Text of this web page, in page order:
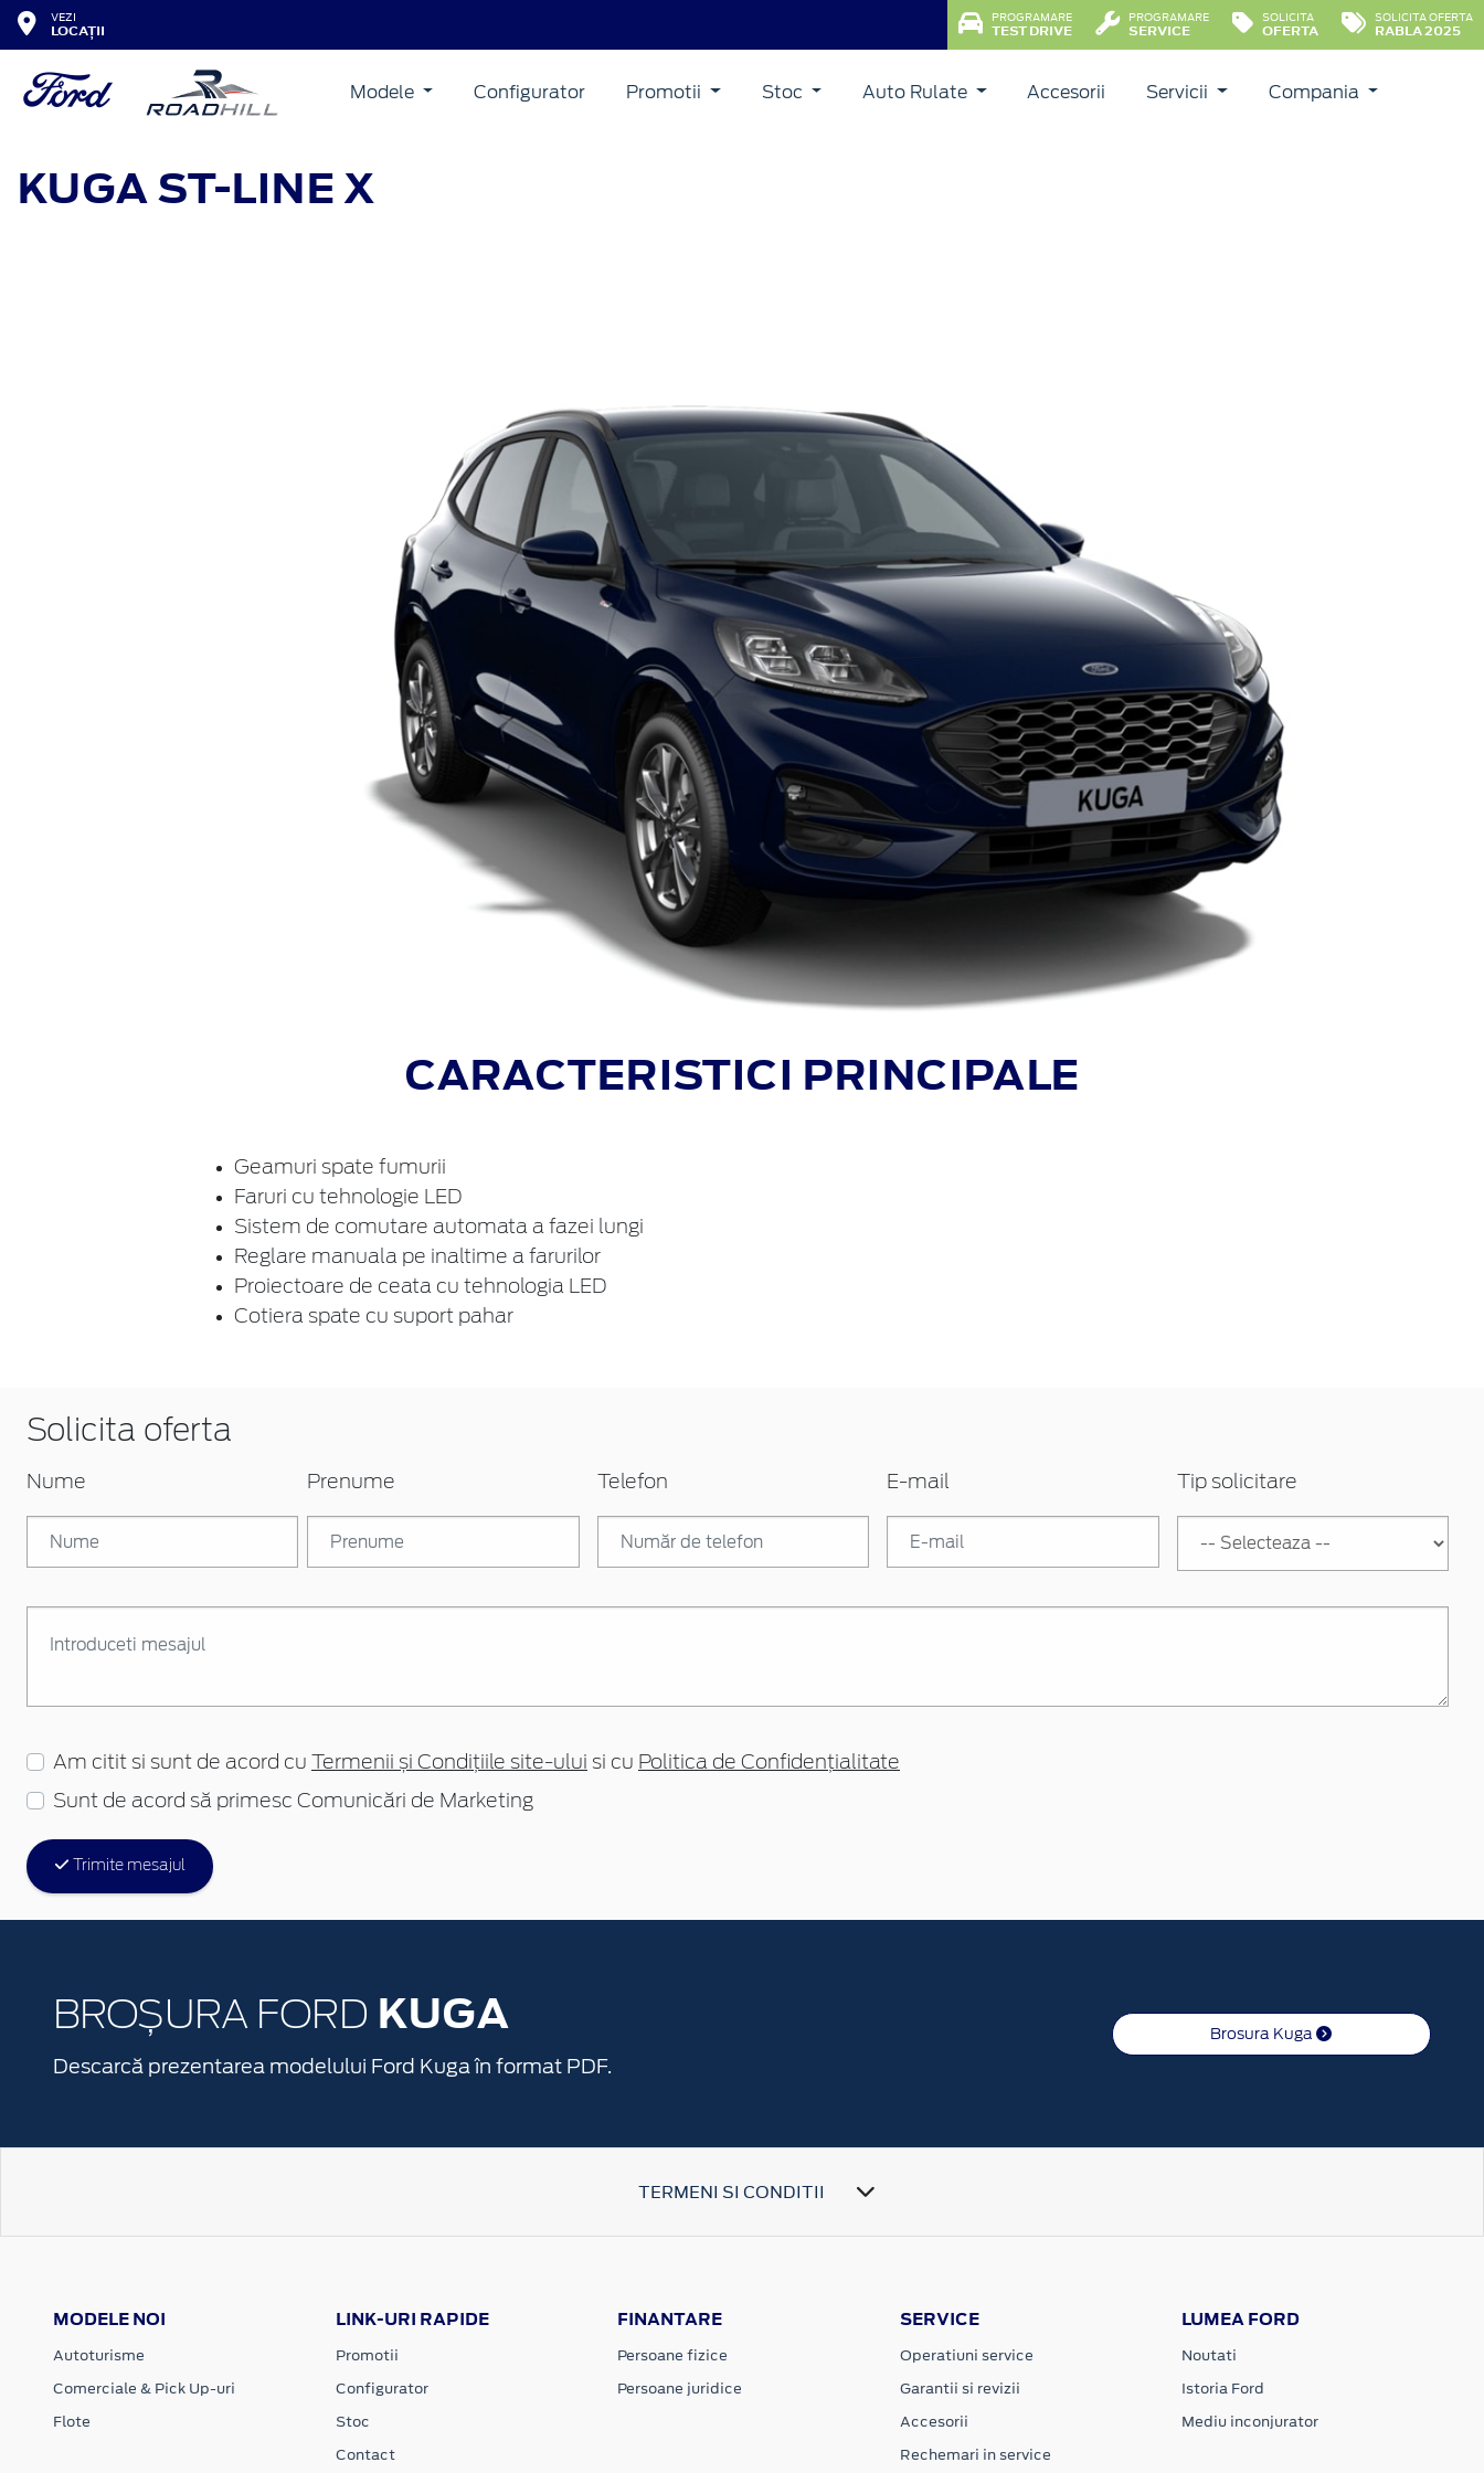
VEZI
LOCAȚII
PROGRAMARE
TEST DRIVE
PROGRAMARE
SERVICE
SOLICITA
OFERTA
SOLICITA OFERTA
RABLA 2025
Modele Configurator Promotii Stoc Auto Rulate Accesorii Servicii Compania
KUGAST-LINE X
CARACTERISTICI PRINCIPALE
Geamuri spate fumurii
Faruri cu tehnologie LED
Sistem de comutare automata a fazei lungi
Reglare manuala pe inaltime a farurilor
Proiectoare de ceata cu tehnologia LED
Cotiera spate cu suport pahar
Solicita oferta
Nume Prenume Telefon E-mail Tip solicitare
Am citit si sunt de acord cu Termenii și Condițiile site-ului si cu Politica de Confidențialitate
Sunt de acord să primesc Comunicări de Marketing
Trimite mesajul
BROȘURA FORD KUGA
Descarcă prezentarea modelului Ford Kuga în format PDF.
Brosura Kuga
TERMENI SI CONDITII
MODELE NOI
Autoturisme
Comerciale & Pick Up-uri
Flote
LINK-URI RAPIDE
Promotii
Configurator
Stoc
Contact
FINANTARE
Persoane fizice
Persoane juridice
SERVICE
Operatiuni service
Garantii si revizii
Accesorii
Rechemari in service
LUMEA FORD
Noutati
Istoria Ford
Mediu inconjurator